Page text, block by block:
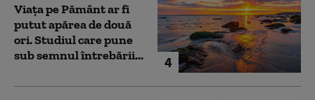
4
Viața pe Pământ ar fi
putut apărea de două
ori. Studiul care pune
sub semnul întrebării...